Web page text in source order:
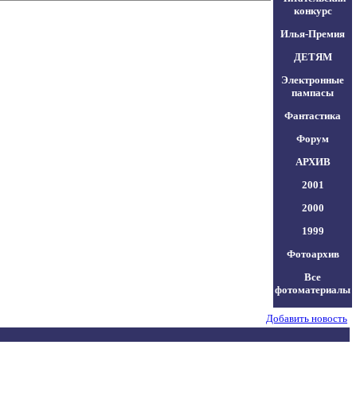
конкурс
Илья-Премия
ДЕТЯМ
Электронные
пампасы
Фантастика
Форум
АРХИВ
2001
2000
1999
Фотоархив
Все
фотоматериалы
Добавить новость